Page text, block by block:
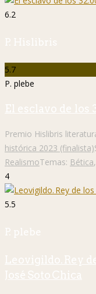
6.2
P. Hislibris
5.7
P. plebe
El esclavo de los
Premio Hislibris
histórica 2023 (finalista)
RealismoTemas: Bética,
4
5.5
P. plebe
Leovigildo. Rey
José Soto Chica